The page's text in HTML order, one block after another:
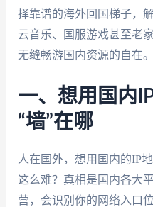
择靠谱的海外回国梯子，
云音乐、国服游戏甚至老
无缝畅游国内资源的自在。
一、想用国内
“墙”在哪
人在国外，想用国内的IP
这么难？真相是国内各大
营，会识别你的网络入口